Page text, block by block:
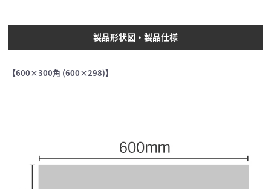
製品形状図・製品仕様
【600×300角 (600×298)】